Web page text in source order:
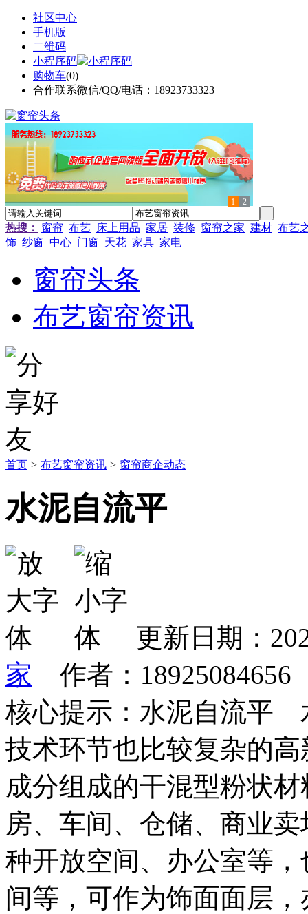
社区中心
手机版
二维码
小程序码
购物车(0)
合作联系微信/QQ/电话：18923733323
1 2
热搜： 窗帘 布艺 床上用品 家居 装修 窗帘之家 建材 布艺
饰 纱窗 中心 门窗 天花 家具 家电
窗帘头条
布艺窗帘资讯
首页 > 布艺窗帘资讯 > 窗帘商企动态
水泥自流平
更新日期：
家 作者：
核心提示：水泥自流平
技术环节也比较复杂的
成分组成的干混型粉状
房、车间、仓储、商业
种开放空间、办公室等
间等，可作为饰面面层